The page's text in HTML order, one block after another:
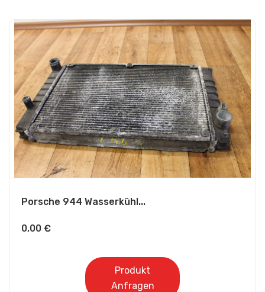
Porsche 944 Wasserkühl...
0,00 €
Produkt
Anfragen